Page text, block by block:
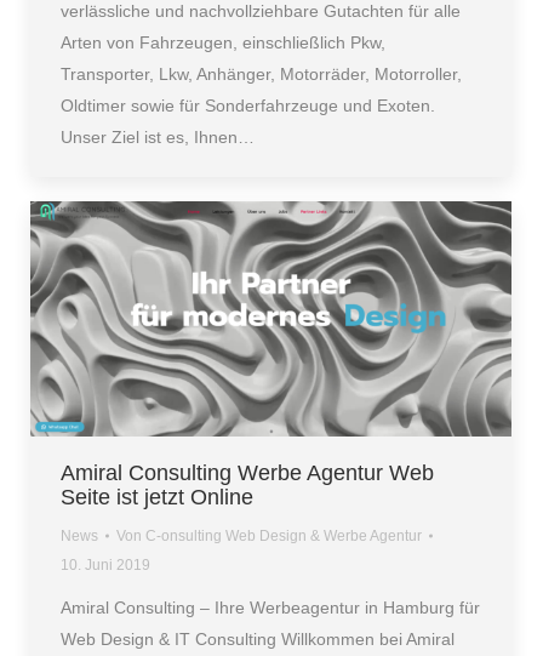
verlässliche und nachvollziehbare Gutachten für alle
Arten von Fahrzeugen, einschließlich Pkw,
Transporter, Lkw, Anhänger, Motorräder, Motorroller,
Oldtimer sowie für Sonderfahrzeuge und Exoten.
Unser Ziel ist es, Ihnen…
Amiral Consulting Werbe Agentur Web
Seite ist jetzt Online
News Von C-onsulting Web Design & Werbe Agentur
10. Juni 2019
Amiral Consulting – Ihre Werbeagentur in Hamburg für
Web Design & IT Consulting Willkommen bei Amiral